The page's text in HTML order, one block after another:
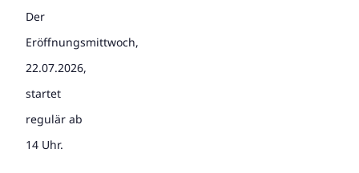
Der
Eröffnungsmittwoch,
22.07.2026,
startet
regulär ab
14 Uhr.